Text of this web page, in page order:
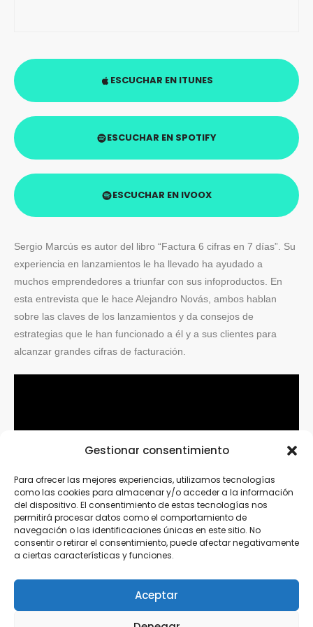
Gestionar consentimiento
Para ofrecer las mejores experiencias, utilizamos tecnologías
como las cookies para almacenar y/o acceder a la información
del dispositivo. El consentimiento de estas tecnologías nos
permitirá procesar datos como el comportamiento de
navegación o las identificaciones únicas en este sitio. No
consentir o retirar el consentimiento, puede afectar negativamente
a ciertas características y funciones.
Aceptar
ESCUCHAR EN ITUNES
ESCUCHAR EN SPOTIFY
ESCUCHAR EN IVOOX
Sergio Marcús es autor del libro “Factura 6 cifras en 7 días”. Su
experiencia en lanzamientos le ha llevado ha ayudado a
muchos emprendedores a triunfar con sus infoproductos. En
esta entrevista que le hace Alejandro Novás, ambos hablan
sobre las claves de los lanzamientos y da consejos de
estrategias que le han funcionado a él y a sus clientes para
alcanzar grandes cifras de facturación.